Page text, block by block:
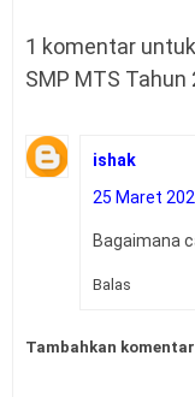
1 komentar
SMP MTS Tahun
ishak
25 Maret
Bagaimana
Balas
Tambahkan komentar